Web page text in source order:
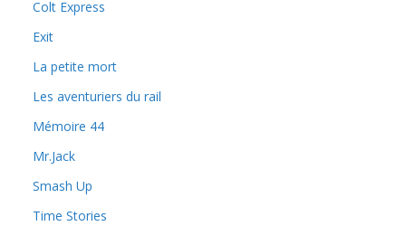
Colt Express
Exit
La petite mort
Les aventuriers du rail
Mémoire 44
Mr.Jack
Smash Up
Time Stories